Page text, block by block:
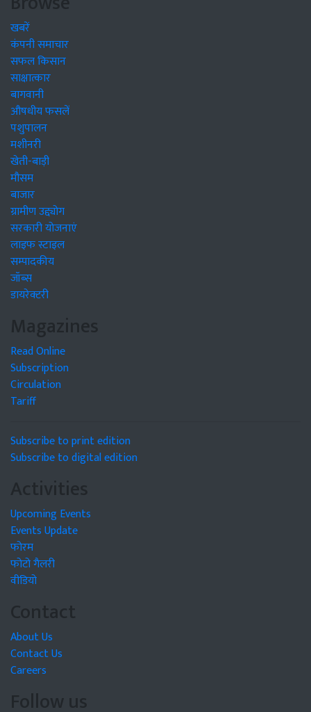
खबरें
कंपनी समाचार
सफल किसान
साक्षात्कार
बागवानी
औषधीय फसलें
पशुपालन
मशीनरी
खेती-बाड़ी
मौसम
बाजार
ग्रामीण उद्द्योग
सरकारी योजनाएं
लाइफ स्टाइल
सम्पादकीय
जॉब्स
डायरेक्टरी
Magazines
Read Online
Subscription
Circulation
Tariff
Subscribe to print edition
Subscribe to digital edition
Activities
Upcoming Events
Events Update
फोरम
फोटो गैलरी
वीडियो
Contact
About Us
Contact Us
Careers
Follow us